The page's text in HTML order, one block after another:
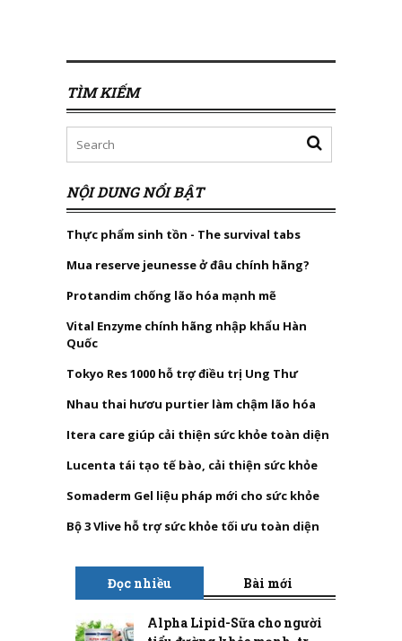
TÌM KIẾM
NỘI DUNG NỔI BẬT
Thực phẩm sinh tồn - The survival tabs
Mua reserve jeunesse ở đâu chính hãng?
Protandim chống lão hóa mạnh mẽ
Vital Enzyme chính hãng nhập khẩu Hàn
Quốc
Tokyo Res 1000 hỗ trợ điều trị Ung Thư
Nhau thai hươu purtier làm chậm lão hóa
Itera care giúp cải thiện sức khỏe toàn diện
Lucenta tái tạo tế bào, cải thiện sức khỏe
Somaderm Gel liệu pháp mới cho sức khỏe
Bộ 3 Vlive hỗ trợ sức khỏe tối ưu toàn diện
Đọc nhiều Bài mới
Alpha Lipid-Sữa cho người